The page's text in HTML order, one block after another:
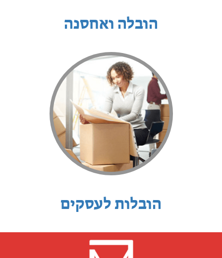
הובלה ואחסנה
הובלות לעסקים